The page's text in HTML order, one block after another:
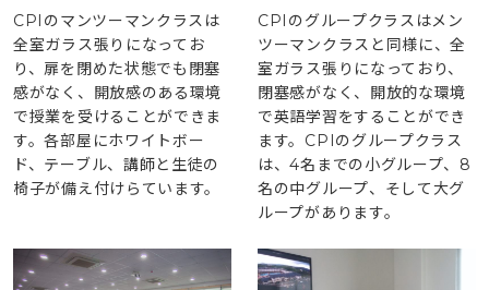
CPIのマンツーマンクラスは
全室ガラス張りになってお
り、扉を閉めた状態でも閉塞
感がなく、開放感のある環境
で授業を受けることができま
す。各部屋にホワイトボー
ド、テーブル、講師と生徒の
椅子が備え付けらています。
CPIのグループクラスはメン
ツーマンクラスと同様に、全
室ガラス張りになっており、
閉塞感がなく、開放的な環境
で英語学習をすることができ
ます。CPIのグループクラス
は、4名までの小グループ、8
名の中グループ、そして大グ
ループがあります。